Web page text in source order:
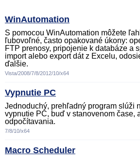
WinAutomation
S pomocou WinAutomation môžete
ľubovoľné, často opakované úkony:
FTP prenosy, pripojenie k databáze a
import alebo export dát z Excelu,
ďalšie.
Vista/2008/7/8/2012/10/x64
Vypnutie PC
Jednoduchý, prehľadný program slúži
vypnutie PC, buď v stanovenom čase,
odpočítavania.
7/8/10/x64
Macro Scheduler